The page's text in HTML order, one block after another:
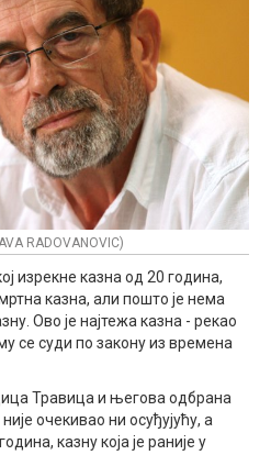
RADOVANOVIC)
изрекне казна од 20 година,
казна, али пошто је нема
Ово је најтежа казна - рекао
се суди по закону из времена
Травица и његова одбрана
очекивао ни осуђујућу, а
казну која је раније у